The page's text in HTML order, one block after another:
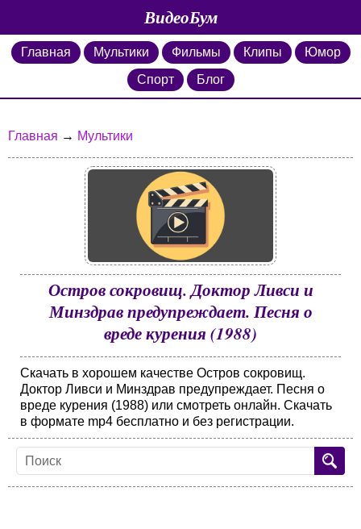
ВидеоБум
Главная Мультики Фильмы Клипы
Юмор
Спорт
Блог
Главная → Мультики
Остров сокровищ. Доктор Ливси и
Минздрав предупреждает. Песня о
вреде курения (1988)
Скачать в хорошем качестве Остров сокровищ.
Доктор Ливси и Минздрав предупреждает. Песня о
вреде курения (1988) или смотреть онлайн. Скачать
в формате mp4 бесплатно и без регистрации.